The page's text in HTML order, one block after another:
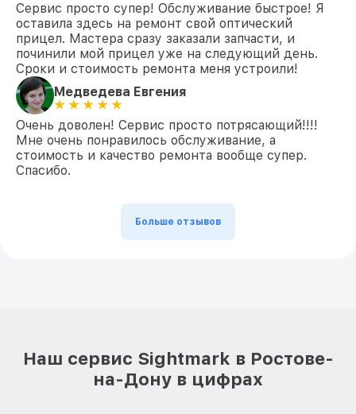
Сервис просто супер! Обслуживание быстрое! Я
оставила здесь на ремонт свой оптический
прицел. Мастера сразу заказали запчасти, и
починили мой прицел уже на следующий день.
Сроки и стоимость ремонта меня устроили!
Медведева Евгения
Очень доволен! Сервис просто потрясающий!!!!
Мне очень понравилось обслуживание, а
стоимость и качество ремонта вообще супер.
Спасибо.
Больше отзывов
Наш сервис Sightmark в Ростове-
на-Дону в цифрах